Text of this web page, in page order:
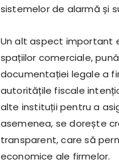
sistemelor de alarmă și
Un alt aspect important
spațiilor comerciale,
documentației legale a
autoritățile fiscale
alte instituții pentru a
asemenea, se dorește
transparent, care să
economice ale firmelor.